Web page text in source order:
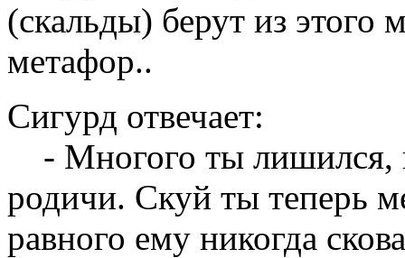
(скальды) берут из этого
метафор..
Сигурд отвечает:
- Многого ты лишился,
родичи. Скуй ты теперь
равного ему никогда